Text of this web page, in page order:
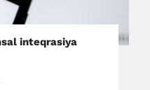
inteqrasiya